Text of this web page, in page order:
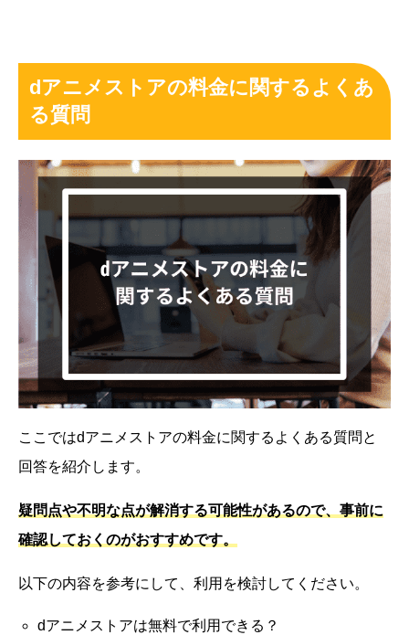
dアニメストアの料金に関するよくあ
る質問
ここではdアニメストアの料金に関するよくある質問と
回答を紹介します。
疑問点や不明な点が解消する可能性があるので、事前に
確認しておくのがおすすめです。
以下の内容を参考にして、利用を検討してください。
dアニメストアは無料で利用できる？